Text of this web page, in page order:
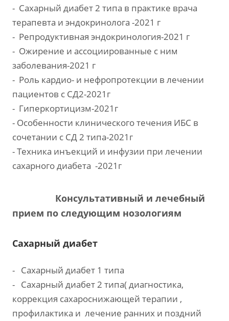
- Сахарный диабет 2 типа в практике врача
терапевта и эндокринолога -2021 г
- Репродуктивная эндокринология-2021 г
- Ожирение и ассоциированные с ним
заболевания-2021 г
- Роль кардио- и нефропротекции в лечении
пациентов с СД2-2021г
- Гиперкортицизм-2021г
- Особенности клинического течения ИБС в
сочетании с СД 2 типа-2021г
- Техника инъекций и инфузии при лечении
сахарного диабета -2021г
Консультативный и лечебный
прием по следующим нозологиям
Сахарный диабет
- Сахарный диабет 1 типа
- Сахарный диабет 2 типа( диагностика,
коррекция сахароснижающей терапии ,
профилактика и лечение ранних и поздний